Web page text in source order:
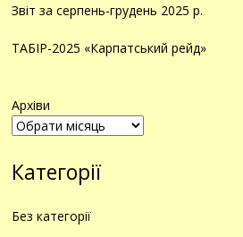
Звіт за серпень-грудень 2025 р.
ТАБІР-2025 «Карпатський рейд»
Архіви
Категорії
Без категорії